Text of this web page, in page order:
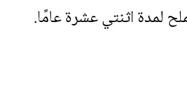
لمدة اثنتي عشرة عامًا.